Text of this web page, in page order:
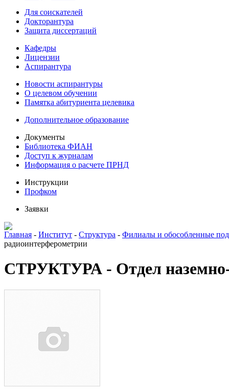
Для соискателей
Докторантура
Защита диссертаций
Кафедры
Лицензии
Аспирантура
Новости аспирантуры
О целевом обучении
Памятка абитуриента целевика
Дополнительное образование
Документы
Библиотека ФИАН
Доступ к журналам
Информация о расчете ПРНД
Инструкции
Профком
Заявки
Главная - Институт - Структура - Филиалы и обособленные
радиоинтерферометрии
СТРУКТУРА - Отдел наземно-